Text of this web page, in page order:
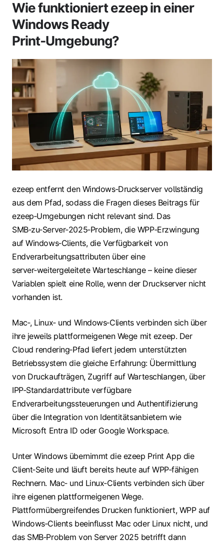
Wie funktioniert ezeep in einer
Windows Ready
Print‑Umgebung?
ezeep entfernt den Windows‑Druckserver vollständig
aus dem Pfad, sodass die Fragen dieses Beitrags für
ezeep‑Umgebungen nicht relevant sind. Das
SMB‑zu‑Server‑2025‑Problem, die WPP‑Erzwingung
auf Windows‑Clients, die Verfügbarkeit von
Endverarbeitungsattributen über eine
server‑weitergeleitete Warteschlange – keine dieser
Variablen spielt eine Rolle, wenn der Druckserver nicht
vorhanden ist.
Mac‑, Linux‑ und Windows‑Clients verbinden sich über
ihre jeweils plattformeigenen Wege mit ezeep. Der
Cloud rendering‑Pfad liefert jedem unterstützten
Betriebssystem die gleiche Erfahrung: Übermittlung
von Druckaufträgen, Zugriff auf Warteschlangen, über
IPP‑Standardattribute verfügbare
Endverarbeitungssteuerungen und Authentifizierung
über die Integration von Identitätsanbietern wie
Microsoft Entra ID oder Google Workspace.
Unter Windows übernimmt die ezeep Print App die
Client‑Seite und läuft bereits heute auf WPP‑fähigen
Rechnern. Mac‑ und Linux‑Clients verbinden sich über
ihre eigenen plattformeigenen Wege.
Plattformübergreifendes Drucken funktioniert, WPP auf
Windows‑Clients beeinflusst Mac oder Linux nicht, und
das SMB‑Problem von Server 2025 betrifft dann